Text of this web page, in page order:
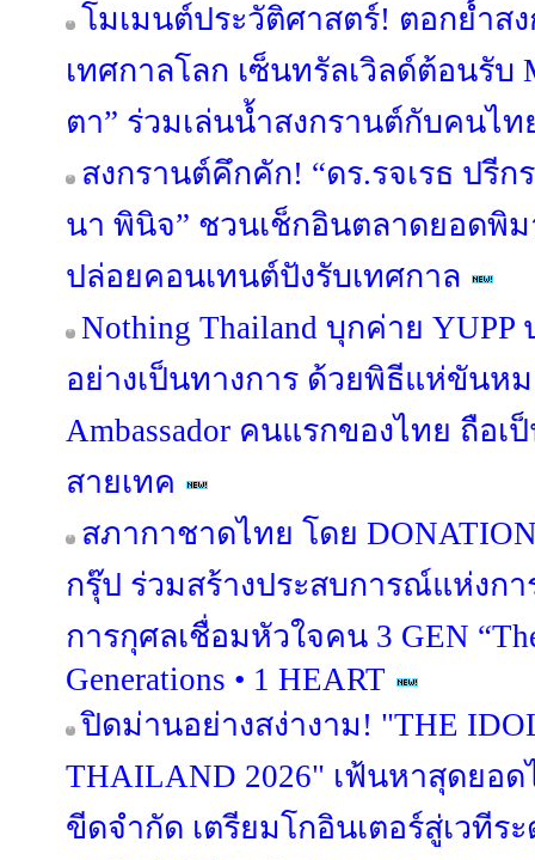
โมเมนต์ประวัติศาสตร์! ตอกย้ำส
เทศกาลโลก เซ็นทรัลเวิลด์ต้อนรับ
ตา” ร่วมเล่นน้ำสงกรานต์กับคนไ
สงกรานต์คึกคัก! “ดร.รจเรธ ปรีก
นา พินิจ” ชวนเช็กอินตลาดยอดพิ
ปล่อยคอนเทนต์ปังรับเทศกาล
Nothing Thailand บุกค่าย YUPP
อย่างเป็นทางการ ด้วยพิธีแห่ขันห
Ambassador คนแรกของไทย ถือ
สายเทค
สภากาชาดไทย โดย
กรุ๊ป ร่วมสร้างประสบการณ์แห่งก
การกุศลเชื่อมหัวใจคน 3 GEN
Generations • 1 HEART
ปิดม่านอย่างสง่างาม! "THE
THAILAND 2026" เฟ้นหาสุดยอ
ขีดจำกัด เตรียมโกอินเตอร์สู่เวทีร